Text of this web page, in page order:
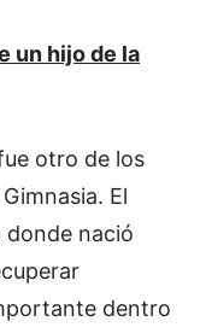
un hijo de la
otro de los
El
donde nació
dentro